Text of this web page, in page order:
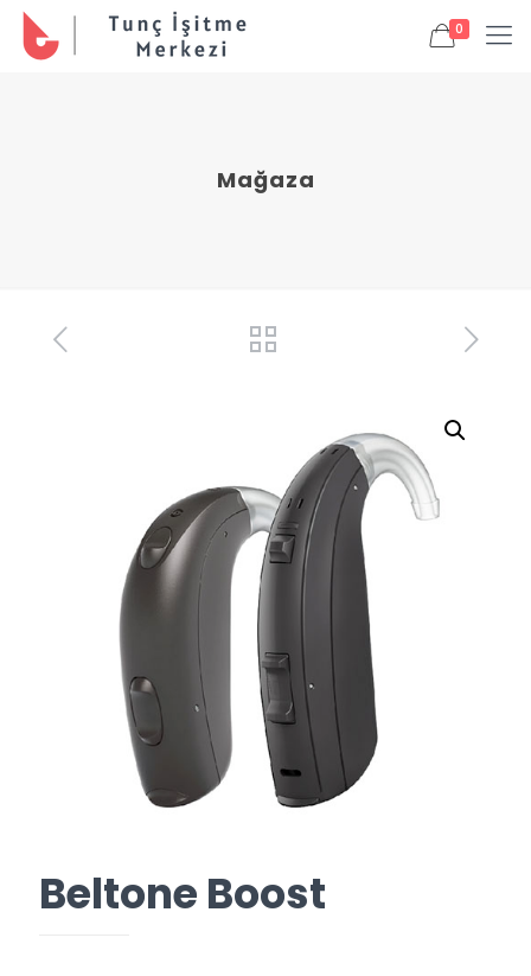
0
Mağaza
Beltone Boost